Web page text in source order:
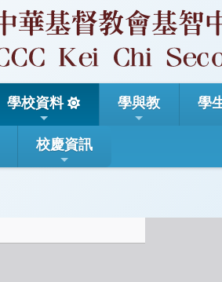
學校資料 學與教 學
校慶資訊